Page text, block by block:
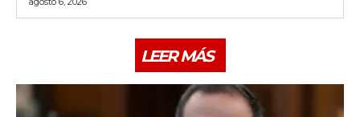
LEER MÁS